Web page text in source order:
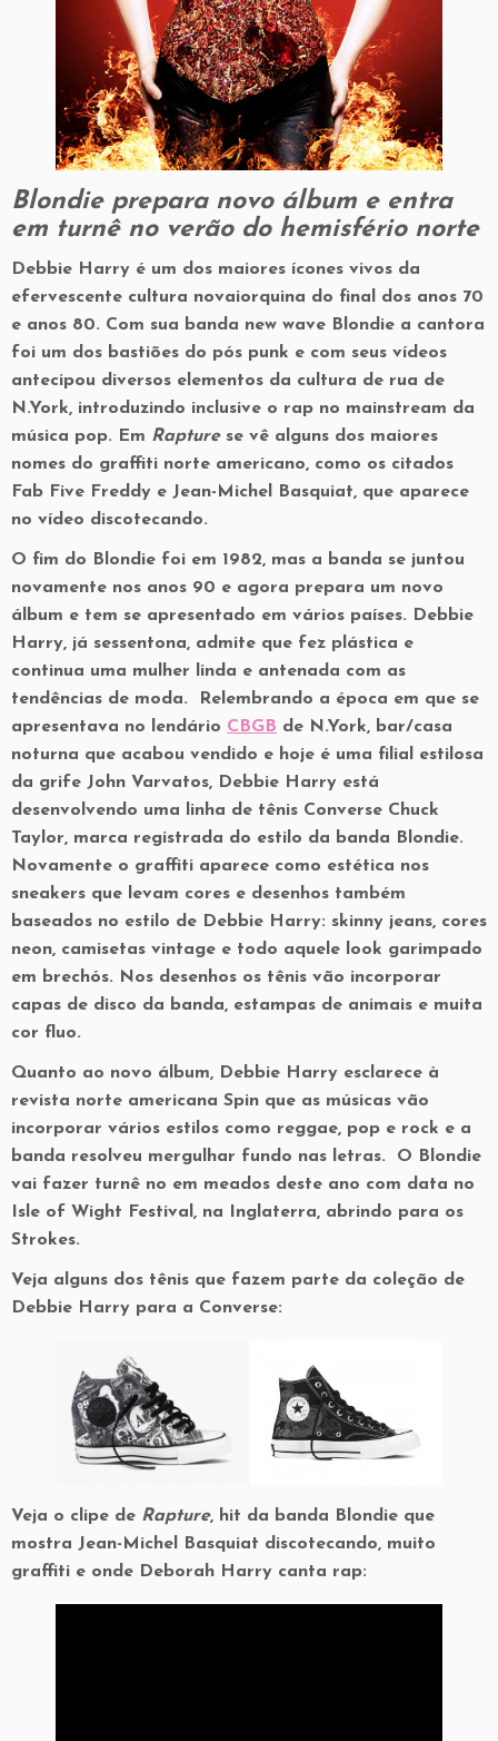
Blondie prepara novo álbum e entra
em turnê no verão do hemisfério norte
Debbie Harry é um dos maiores ícones vivos da
efervescente cultura novaiorquina do final dos anos 70
e anos 80. Com sua banda new wave Blondie a cantora
foi um dos bastiões do pós punk e com seus vídeos
antecipou diversos elementos da cultura de rua de
N.York, introduzindo inclusive o rap no mainstream da
música pop. Em Rapturese vê alguns dos maiores
nomes do graffiti norte americano, como os citados
Fab Five Freddy e Jean-Michel Basquiat, que aparece
no vídeo discotecando.
O fim do Blondie foi em 1982, mas a banda se juntou
novamente nos anos 90 e agora prepara um novo
álbum e tem se apresentado em vários países. Debbie
Harry, já sessentona, admite que fez plástica e
continua uma mulher linda e antenada com as
tendências de moda. Relembrando a época em que se
apresentava no lendário CBGB de N.York, bar/casa
noturna que acabou vendido e hoje é uma filial estilosa
da grife John Varvatos, Debbie Harry está
desenvolvendo uma linha de tênis Converse Chuck
Taylor, marca registrada do estilo da banda Blondie.
Novamente o graffiti aparece como estética nos
sneakers que levam cores e desenhos também
baseados no estilo de Debbie Harry: skinny jeans, cores
neon, camisetas vintage e todo aquele look garimpado
em brechós. Nos desenhos os tênis vão incorporar
capas de disco da banda, estampas de animais e muita
cor fluo.
Quanto ao novo álbum, Debbie Harry esclarece à
revista norte americana Spin que as músicas vão
incorporar vários estilos como reggae, pop e rock e a
banda resolveu mergulhar fundo nas letras. O Blondie
vai fazer turnê no em meados deste ano com data no
Isle of Wight Festival, na Inglaterra, abrindo para os
Strokes.
Veja alguns dos tênis que fazem parte da coleção de
Debbie Harry para a Converse:
Veja o clipe de Rapture, hit da banda Blondie que
mostra Jean-Michel Basquiat discotecando, muito
graffiti e onde Deborah Harry canta rap: